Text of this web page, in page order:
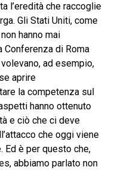
l’eredità che raccoglie
Gli Stati Uniti, come
hanno mai
Conferenza di Roma
ad esempio,
aprire
la competenza sul
hanno ottenuto
e ciò che ci deve
che oggi viene
Ed è per questo che,
abbiamo parlato non